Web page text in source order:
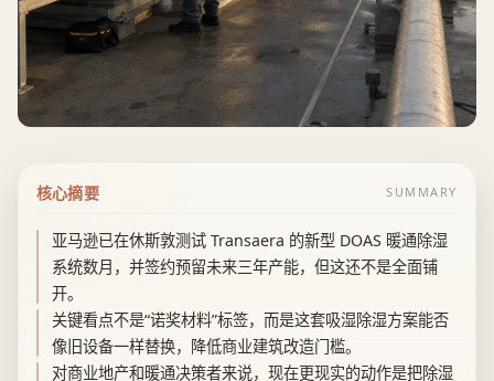
核心摘要 SUMMARY
亚马逊已在休斯敦测试 Transaera 的新型 DOAS 暖通除湿
系统数月，并签约预留未来三年产能，但这还不是全面铺
开。
关键看点不是“诺奖材料”标签，而是这套吸湿除湿方案能否
像旧设备一样替换，降低商业建筑改造门槛。
对商业地产和暖通决策者来说，现在更现实的动作是把除湿